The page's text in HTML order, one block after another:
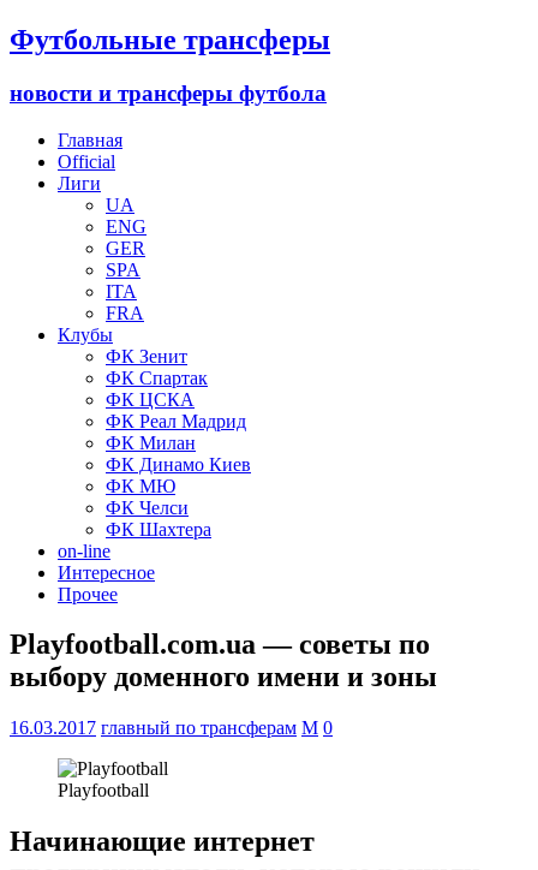
Футбольные трансферы
новости и трансферы футбола
Главная
Official
Лиги
UA
ENG
GER
SPA
ITA
FRA
Клубы
ФК Зенит
ФК Спартак
ФК ЦСКА
ФК Реал Мадрид
ФК Милан
ФК Динамо Киев
ФК МЮ
ФК Челси
ФК Шахтера
on-line
Интересное
Прочее
Playfootball.com.ua — советы по
выбору доменного имени и зоны
16.03.2017 главный по трансферам M 0
Playfootball
Начинающие интернет